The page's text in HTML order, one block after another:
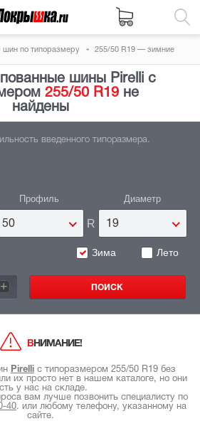
шин по типоразмеру 255/50 R19 — зимние
шины Pirelli с
255/50 R19не
найдены
введенного типоразмера.
Профиль
50 R
Диаметр
19
Зима Лето
+
ВНИМАНИЕ!
Pirelli с типоразмером 255/50 R19 без
их просто нет в нашем каталоге, но они
у нас на складе.
вам лучше позвонить специалисту по
40. или любому телефону, указанному на
сайте.